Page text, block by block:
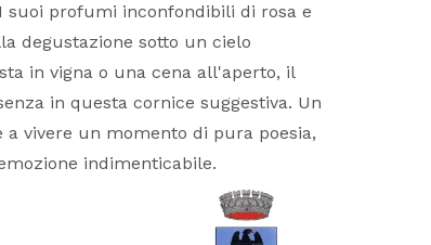
suoi profumi inconfondibili di rosa e
degustazione sotto un cielo
in vigna o una cena all'aperto, il
in questa cornice suggestiva. Un
vivere un momento di pura poesia,
indimenticabile.